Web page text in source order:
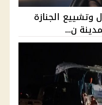
وتشييع الجنازة
ن...